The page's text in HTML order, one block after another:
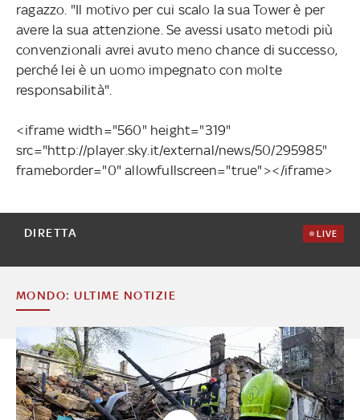
ragazzo. "Il motivo per cui scalo la sua Tower è per
avere la sua attenzione. Se avessi usato metodi più
convenzionali avrei avuto meno chance di successo,
perché lei è un uomo impegnato con molte
responsabilità".
<iframe width="560" height="319"
src="http://player.sky.it/external/news/50/295985"
frameborder="0" allowfullscreen="true"></iframe>
DIRETTA LIVE
MONDO: ULTIME NOTIZIE